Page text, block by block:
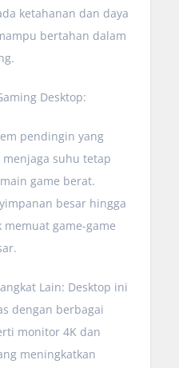
ketahanan dan daya
bertahan dalam
Desktop:
pendingin yang
suhu tetap
game berat.
besar hingga
memuat game-game
Lain: Desktop ini
dengan berbagai
monitor 4K dan
meningkatkan